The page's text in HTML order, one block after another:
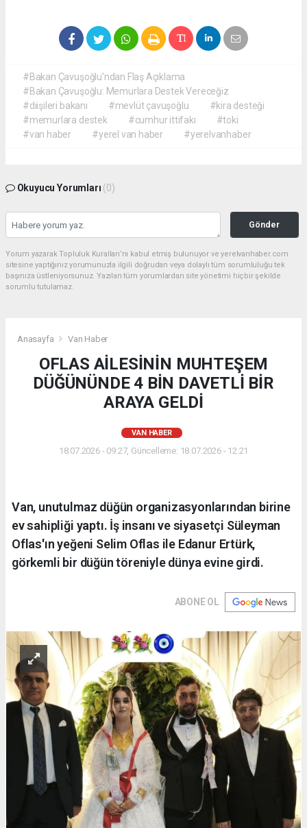
#Bakan Çavuşoğlu'ndan Flaş Açıklama
#Bakan Çavuşoğlu: Memurlara Destek Vereceğiz
#dıişileri bakanı
#mevlüt çavuşoğlu
#kira desteği
#memurlara destek
#cumhur ittifakı
#toki
#van haber
#yerel van haber #yerelvanhaber
Okuyucu Yorumları (0)
Gönder
Yorum yazarak Topluluk Kuralları’nı kabul etmiş bulunuyor ve yerelvanhaber.com
sitesine yaptığınız yorumunuzla ilgili doğrudan veya dolaylı tüm sorumluluğu tek
başınıza üstleniyorsunuz. Yazılan tüm yorumlardan site yönetimi hiçbir şekilde
sorumlu tutulamaz.
Anasayfa Van Haber
OFLAS AİLESİNİN MUHTEŞEM
DÜĞÜNÜNDE 4 BİN DAVETLİ BİR
ARAYA GELDİ
VAN HABER
18.07.2026 - 09:27, Güncelleme: 18.07.2026 - 12:21
Van, unutulmaz düğün organizasyonlarından birine
ev sahipliği yaptı. İş insanı ve siyasetçi Süleyman
Oflas'ın yeğeni Selim Oflas ile Edanur Ertürk,
görkemli bir düğün töreniyle dünya evine girdi.
ABONE OL